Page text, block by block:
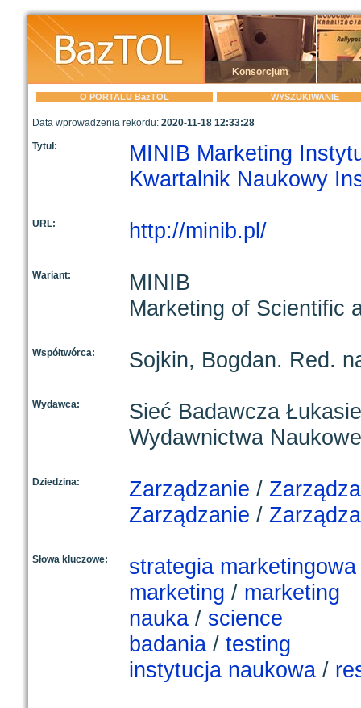
Konsorcjum
O PORTALU BazTOL WYSZUKIWANIE
Data wprowadzenia rekordu: 2020-11-18 12:33:28
Tytuł:
MINIB Marketing
Kwartalnik Naukowy
URL: http://minib.pl/
Wariant:
MINIB
Marketing of Scientific
Współtwórca: Sojkin, Bogdan. Red.
Wydawca:
Sieć Badawcza
Wydawnictwa Naukowe
Dziedzina: Zarządzanie /
Zarządzanie /
Słowa kluczowe: strategia marketingowa
marketing / marketing
nauka/ science
badania/ testing
instytucja naukowa/